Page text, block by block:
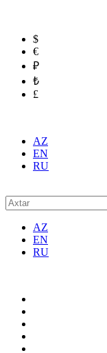
$
€
₽
₺
£
AZ
EN
RU
AZ
EN
RU